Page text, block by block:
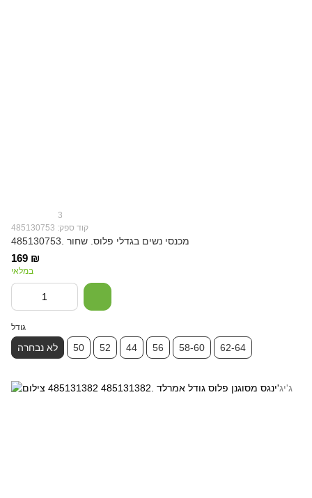
3
קוד ספק: 485130753
מכנסי נשים בגדלי פלוס. שחור .485130753
169 ₪
במלאי
גודל
לא נבחרה 50 52 44 56 58-60 62-64